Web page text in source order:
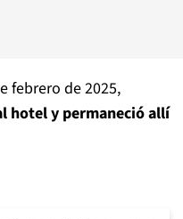
febrero de 2025,
hotel y permaneció allí